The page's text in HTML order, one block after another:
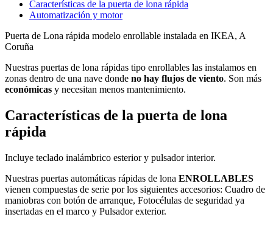
Características de la puerta de lona rápida
Automatización y motor
Puerta de Lona rápida modelo enrollable instalada en IKEA, A
Coruña
Nuestras puertas de lona rápidas tipo enrollables las instalamos en
zonas dentro de una nave donde no hay flujos de viento. Son más
económicas y necesitan menos mantenimiento.
Características de la puerta de lona
rápida
Incluye teclado inalámbrico esterior y pulsador interior.
Nuestras puertas automáticas rápidas de lona ENROLLABLES
vienen compuestas de serie por los siguientes accesorios: Cuadro de
maniobras con botón de arranque, Fotocélulas de seguridad ya
insertadas en el marco y Pulsador exterior.